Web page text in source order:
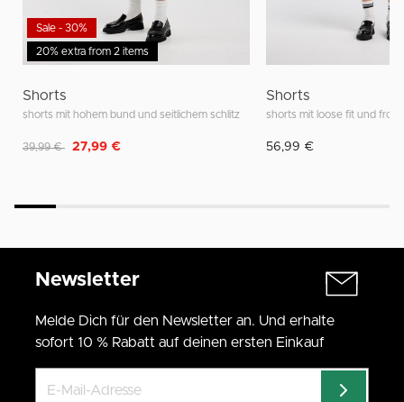
20% extra from 2 items
Sale - 30%
Shorts
shorts mit hohem bund und seitlichem schlitz
Reduziert von
39,99 € auf
27,99 €
Shorts
shorts mit loose fit und
56,99 €
Newsletter
Melde Dich für den Newsletter an. Und erhalte
sofort 10 % Rabatt auf deinen ersten Einkauf